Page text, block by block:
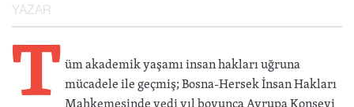
YAZAR
Tüm akademik yaşamı insan hakları uğruna
mücadele ile geçmiş; Bosna-Hersek İnsan Hakları